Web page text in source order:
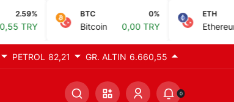
BTC 0%
Bitcoin 0,00 TRY
ETH 0%
Ethereum 0,00 TRY
PETROL 82,21 GR. ALTIN 6.660,55
0